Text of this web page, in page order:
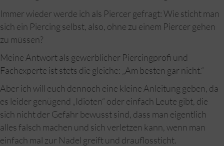
Immer wieder werde ich als Piercer gefragt: Wie sticht man
sich ein Piercing selbst, also, ohne zu einem Piercer gehen
zu müssen?
Meine Antwort als gewerblicher Piercingprofi und
Fachexperte ist stets die gleiche: „Am besten gar nicht.“
Aber ich will euch dennoch eine kleine Anleitung geben, da
es leider genügend „Idioten“ oder einfach Leute gibt, die
sich nicht der Gefahr bewusst sind, dass man eigentlich
alles falsch machen und sich verletzen kann, wenn man
einfach mal zur Nadel greift und drauflossticht.